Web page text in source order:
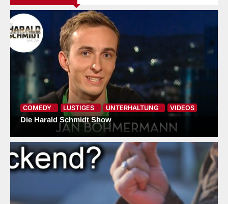
2
3
Technik im Test – Wie gut sind
die Produkte?
Technik-Reviews aus einer
vielseitigen Kategorie
5
Science & Fiction: Spannende
Fakten, revolutionäre
Forschungsergebnisse
6
Fotografie der besonderen Art –
Mit Benjamin auf Abenteuertour
COMEDY LUSTIGES UNTERHALTUNG VIDEOS
Die Harald Schmidt Show